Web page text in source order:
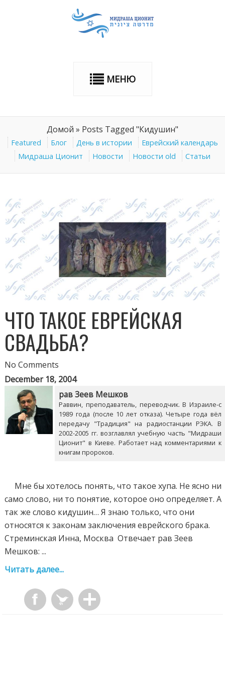
МЕНЮ
Домой » Posts Tagged "Кидушин"
Featured Блог День в истории
Еврейский календарь
Мидраша Ционит
Новости Новости old Статьи
ЧТО ТАКОЕ ЕВРЕЙСКАЯ
СВАДЬБА?
No Comments
December 18, 2004
рав Зеев Мешков
Раввин, преподаватель, переводчик. В Израиле-с
1989 года (после 10 лет отказа). Четыре года вёл
передачу "Традиция" на радиостанции РЭКА. В
2002-2005 гг. возглавлял учебную часть "Мидраши
Ционит" в Киеве. Работает над комментариями к
книгам пророков.
Мне бы хотелось понять, что такое хупа. Не ясно ни
само слово, ни то понятие, которое оно определяет. А
так же слово кидушин… Я знаю только, что они
относятся к законам заключения еврейского брака.
Стреминская Инна, Москва Отвечает рав Зеев
Мешков: ...
Читать далее...